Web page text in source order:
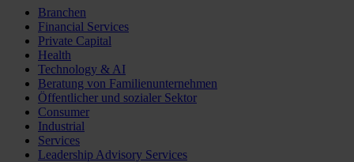
Branchen
Financial Services
Private Capital
Health
Technology & AI
Beratung von Familienunternehmen
Öffentlicher und sozialer Sektor
Consumer
Industrial
Services
Leadership Advisory Services